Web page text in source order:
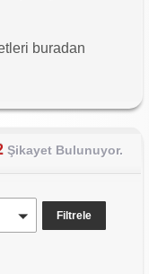
buradan
Şikayet Bulunuyor.